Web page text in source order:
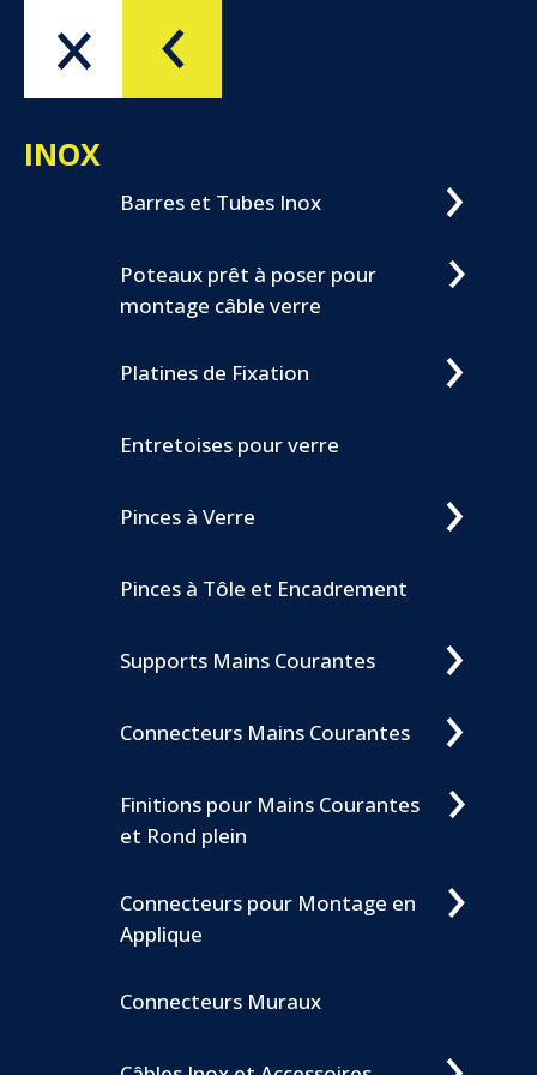
Menu
INOX
Barres et Tubes Inox
Poteaux prêt à poser pour
montage câble verre
Platines de Fixation
Entretoises pour verre
Pinces à Verre
Pinces à Tôle et Encadrement
Supports Mains Courantes
Connecteurs Mains Courantes
Finitions pour Mains Courantes
et Rond plein
Connecteurs pour Montage en
Applique
Connecteurs Muraux
Avec le concours financier de la
Région Nouvelle-Aquitaine
SOFRADEF - Société Française de Diffusion de Ferronnerie S.A.S. au
capital de 65 000€ Siret 353 410 921 00046 Z.A. Les Pins verts - 1